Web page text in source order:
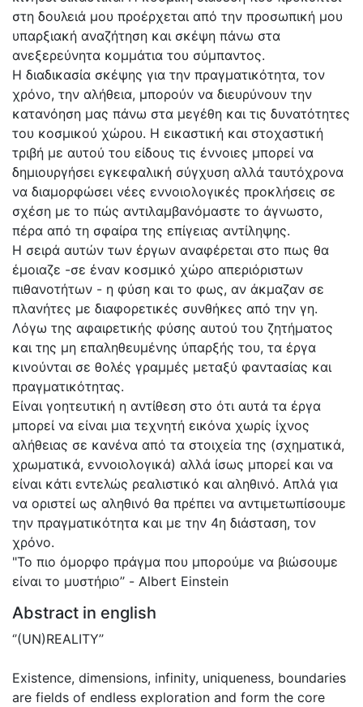
στη δουλειά μου προέρχεται από την προσωπική μου
υπαρξιακή αναζήτηση και σκέψη πάνω στα
ανεξερεύνητα κομμάτια του σύμπαντος.
Η διαδικασία σκέψης για την πραγματικότητα, τον
χρόνο, την αλήθεια, μπορούν να διευρύνουν την
κατανόηση μας πάνω στα μεγέθη και τις δυνατότητες
του κοσμικού χώρου. Η εικαστική και στοχαστική
τριβή με αυτού του είδους τις έννοιες μπορεί να
δημιουργήσει εγκεφαλική σύγχυση αλλά ταυτόχρονα
να διαμορφώσει νέες εννοιολογικές προκλήσεις σε
σχέση με το πώς αντιλαμβανόμαστε το άγνωστο,
πέρα από τη σφαίρα της επίγειας αντίληψης.
Η σειρά αυτών των έργων αναφέρεται στο πως θα
έμοιαζε -σε έναν κοσμικό χώρο απεριόριστων
πιθανοτήτων - η φύση και το φως, αν άκμαζαν σε
πλανήτες με διαφορετικές συνθήκες από την γη.
Λόγω της αφαιρετικής φύσης αυτού του ζητήματος
και της μη επαληθευμένης ύπαρξής του, τα έργα
κινούνται σε θολές γραμμές μεταξύ φαντασίας και
πραγματικότητας.
Είναι γοητευτική η αντίθεση στο ότι αυτά τα έργα
μπορεί να είναι μια τεχνητή εικόνα χωρίς ίχνος
αλήθειας σε κανένα από τα στοιχεία της (σχηματικά,
χρωματικά, εννοιολογικά) αλλά ίσως μπορεί και να
είναι κάτι εντελώς ρεαλιστικό και αληθινό. Απλά για
να οριστεί ως αληθινό θα πρέπει να αντιμετωπίσουμε
την πραγματικότητα και με την 4η διάσταση, τον
χρόνο.
"Το πιο όμορφο πράγμα που μπορούμε να βιώσουμε
είναι το μυστήριο’’ - Albert Einstein
Abstract in english
‘’(UN)REALITY’’
Existence, dimensions, infinity, uniqueness, boundaries
are fields of endless exploration and form the core